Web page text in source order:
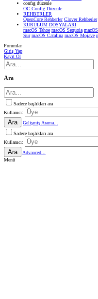
confıg düzenle
OC Config Düzenle
REHBERLER
OpenCore Rehberler Clover Rehberler
KURULUM DOSYALARI
macOS Tahoe macOS Sequoia
Sur macOS Catalina macOS Mojave
Forumlar
Giriş Yap
Kayıt Ol
Ara
Sadece başlıkları ara
Kullanıcı:
Ara
Gelişmiş Arama...
Sadece başlıkları ara
Kullanıcı:
Ara
Advanced...
Menü